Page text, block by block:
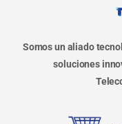
Somos un aliado
soluciones